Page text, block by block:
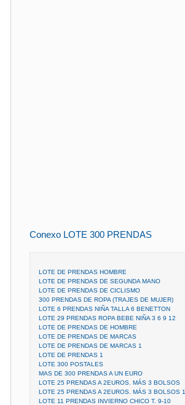
Conexo LOTE 300 PRENDAS
LOTE DE PRENDAS HOMBRE
LOTE DE PRENDAS DE SEGUNDA MANO
LOTE DE PRENDAS DE CICLISMO
300 PRENDAS DE ROPA (TRAJES DE MUJER)
LOTE 6 PRENDAS NIÑA TALLA 6 BENETTON
LOTE 29 PRENDAS ROPA BEBE NIÑA 3 6 9 12
LOTE DE PRENDAS DE HOMBRE
LOTE DE PRENDAS DE MARCAS
LOTE DE PRENDAS DE MARCAS 1
LOTE DE PRENDAS 1
LOTE 300 POSTALES
MAS DE 300 PRENDAS A UN EURO
LOTE 25 PRENDAS A 2EUROS. MÁS 3 BOLSOS
LOTE 25 PRENDAS A 2EUROS. MÁS 3 BOLSOS 1
LOTE 11 PRENDAS INVIERNO CHICO T. 9-10